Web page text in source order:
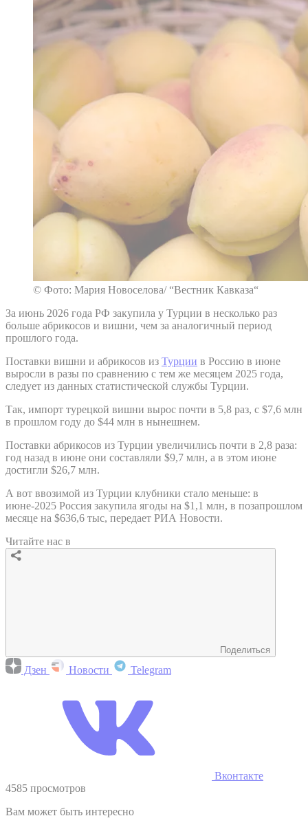
© Фото: Мария Новоселова/ “Вестник Кавказа“
За июнь 2026 года РФ закупила у Турции в несколько раз
больше абрикосов и вишни, чем за аналогичный период
прошлого года.
Поставки вишни и абрикосов из Турции в Россию в июне
выросли в разы по сравнению с тем же месяцем 2025 года,
следует из данных статистической службы Турции.
Так, импорт турецкой вишни вырос почти в 5,8 раз, с $7,6 млн
в прошлом году до $44 млн в нынешнем.
Поставки абрикосов из Турции увеличились почти в 2,8 раза:
год назад в июне они составляли $9,7 млн, а в этом июне
достигли $26,7 млн.
А вот ввозимой из Турции клубники стало меньше: в
июне-2025 Россия закупила ягоды на $1,1 млн, в позапрошлом
месяце на $636,6 тыс, передает РИА Новости.
Читайте нас в
Поделиться
Дзен Новости Telegram
Вконтакте
4585 просмотров
Вам может быть интересно